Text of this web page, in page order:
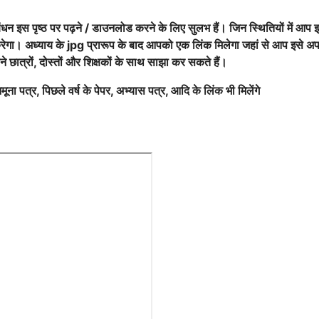
इस पृष्ठ पर पढ़ने / डाउनलोड करने के लिए सुलभ हैं। जिन स्थितियों में आप
अध्याय के jpg प्रारूप के बाद आपको एक लिंक मिलेगा जहां से आप इसे
दोस्तों और शिक्षकों के साथ साझा कर सकते हैं।
पत्र, पिछले वर्ष के पेपर, अभ्यास पत्र, आदि के लिंक भी मिलेंगे